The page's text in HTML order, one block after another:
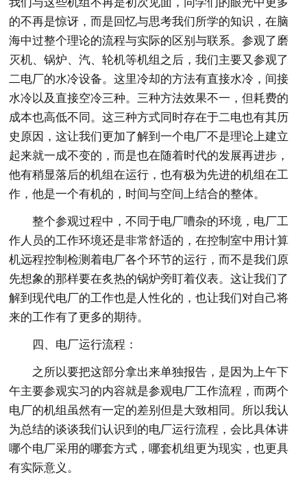
的不再是惊讶，而是回忆与思考我们所学的知识，在脑
海中过整个理论的流程与实际的区别与联系。参观了磨
灭机、锅炉、汽、轮机等机组之后，我们主要又参观了
二电厂的水冷设备。这里冷却的方法有直接水冷，间接
水冷以及直接空冷三种。三种方法效果不一，但耗费的
成本也高低不同。这三种方式同时存在于二电也有其历
史原因，这让我们更加了解到一个电厂不是理论上建立
起来就一成不变的，而是也在随着时代的发展再进步，
他有稍显落后的机组在运行，也有极为先进的机组在工
作，他是一个有机的，时间与空间上结合的整体。
整个参观过程中，不同于电厂嘈杂的环境，电厂工
作人员的工作环境还是非常舒适的，在控制室中用计算
机远程控制检测着电厂各个环节的运行，而不是我们原
先想象的那样要在炙热的锅炉旁盯着仪表。这让我们了
解到现代电厂的工作也是人性化的，也让我们对自己将
来的工作有了更多的期待。
四、电厂运行流程：
之所以要把这部分拿出来单独报告，是因为上午下
午主要参观实习的内容就是参观电厂工作流程，而两个
电厂的机组虽然有一定的差别但是大致相同。所以我认
为总结的谈谈我们认识到的电厂运行流程，会比具体讲
哪个电厂采用的哪套方式，哪套机组更为现实，也更具
有实际意义。